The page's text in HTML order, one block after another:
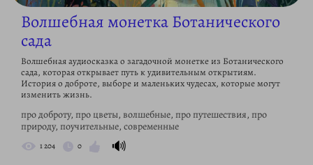
Волшебная монетка Ботанического
сада
Волшебная аудиосказка о загадочной монетке из Ботанического
сада, которая открывает путь к удивительным открытиям.
История о доброте, выборе и маленьких чудесах, которые могут
изменить жизнь.
про доброту, про цветы, волшебные, про путешествия, про
природу, поучительные, современные
1 204 0 🔊